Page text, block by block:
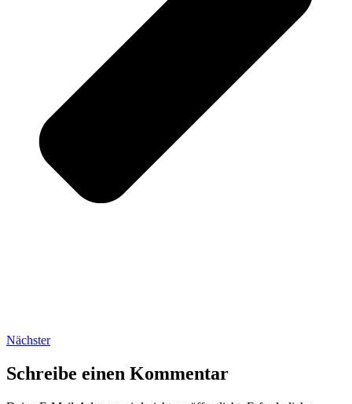
Nächster
Schreibe einen Kommentar